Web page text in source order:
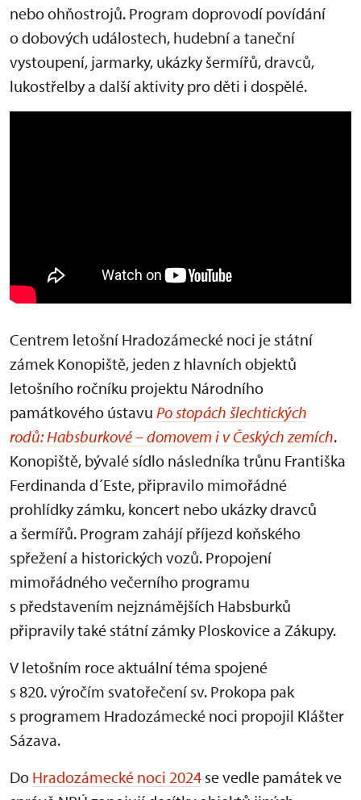
nebo ohňostrojů. Program doprovodí povídání
o dobových událostech, hudební a taneční
vystoupení, jarmarky, ukázky šermířů, dravců,
lukostřelby a další aktivity pro děti i dospělé.
Centrem letošní Hradozámecké noci je státní
zámek Konopiště, jeden z hlavních objektů
letošního ročníku projektu Národního
památkového ústavu Po stopách šlechtických
rodů: Habsburkové – domovem i v Českých zemích.
Konopiště, bývalé sídlo následníka trůnu Františka
Ferdinanda d´Este, připravilo mimořádné
prohlídky zámku, koncert nebo ukázky dravců
a šermířů. Program zahájí příjezd koňského
spřežení a historických vozů. Propojení
mimořádného večerního programu
s představením nejznámějších Habsburků
připravily také státní zámky Ploskovice a Zákupy.
V letošním roce aktuální téma spojené
s 820. výročím svatořečení sv. Prokopa pak
s programem Hradozámecké noci propojil Klášter
Sázava.
Do Hradozámecké noci 2024 se vedle památek ve